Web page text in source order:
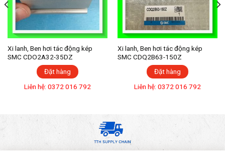
Xi lanh, Ben hơi tác động kép
SMC CDO2A32-35DZ
Đặt hàng
Liên hệ: 0372 016 792
Xi lanh, Ben hơi tác động kép
SMC CDQ2B63-150Z
Đặt hàng
Liên hệ: 0372 016 792